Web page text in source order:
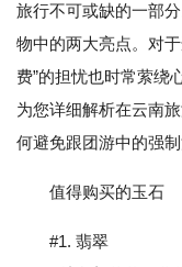
旅行不可或缺的一部
物中的两大亮点。对
费”的担忧也时常萦绕
为您详细解析在云南
何避免跟团游中的强制
值得购买的玉石
#1. 翡翠